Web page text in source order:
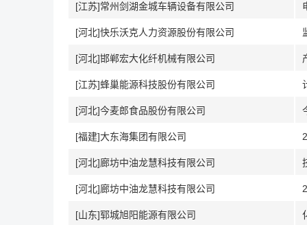
[江苏]常州剑湖金城车辆设备有限公司
[河北]快乐沃克人力资源股份有限公司
[河北]邯郸宏大化纤机械有限公司
[江苏]蜂巢能源科技股份有限公司
[河北]今麦郎食品股份有限公司
[福建]大东海集团有限公司
[河北]廊坊中油龙慧科技有限公司
[河北]廊坊中油龙慧科技有限公司
[山东]郓城旭阳能源有限公司